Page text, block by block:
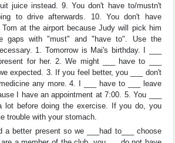
juice instead. 9. You don't have to/mustn't
to drive afterwards. 10. You don't have
at the airport because Judy will pick him
gaps with "must" and "have to". Use the
1. Tomorrow is Mai's birthday. I ___
for her. 2. We might ___ have to ___
expected. 3. If you feel better, you ___ don't
any more. 4. I ___ have to ___ leave
I have an appointment at 7:00. 5. You ___
lot before doing the exercise. If you do, you
trouble with your stomach.
a better present so we ___had to___ choose